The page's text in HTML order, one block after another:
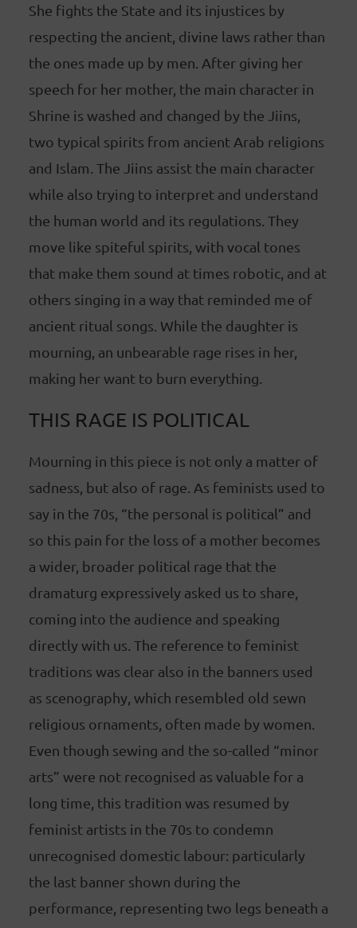
She fights the State and its injustices by
respecting the ancient, divine laws rather than
the ones made up by men. After giving her
speech for her mother, the main character in
Shrine is washed and changed by the Jiins,
two typical spirits from ancient Arab religions
and Islam. The Jiins assist the main character
while also trying to interpret and understand
the human world and its regulations. They
move like spiteful spirits, with vocal tones
that make them sound at times robotic, and at
others singing in a way that reminded me of
ancient ritual songs. While the daughter is
mourning, an unbearable rage rises in her,
making her want to burn everything.
THIS RAGE IS POLITICAL
Mourning in this piece is not only a matter of
sadness, but also of rage. As feminists used to
say in the 70s, “the personal is political” and
so this pain for the loss of a mother becomes
a wider, broader political rage that the
dramaturg expressively asked us to share,
coming into the audience and speaking
directly with us. The reference to feminist
traditions was clear also in the banners used
as scenography, which resembled old sewn
religious ornaments, often made by women.
Even though sewing and the so-called “minor
arts” were not recognised as valuable for a
long time, this tradition was resumed by
feminist artists in the 70s to condemn
unrecognised domestic labour: particularly
the last banner shown during the
performance, representing two legs beneath a